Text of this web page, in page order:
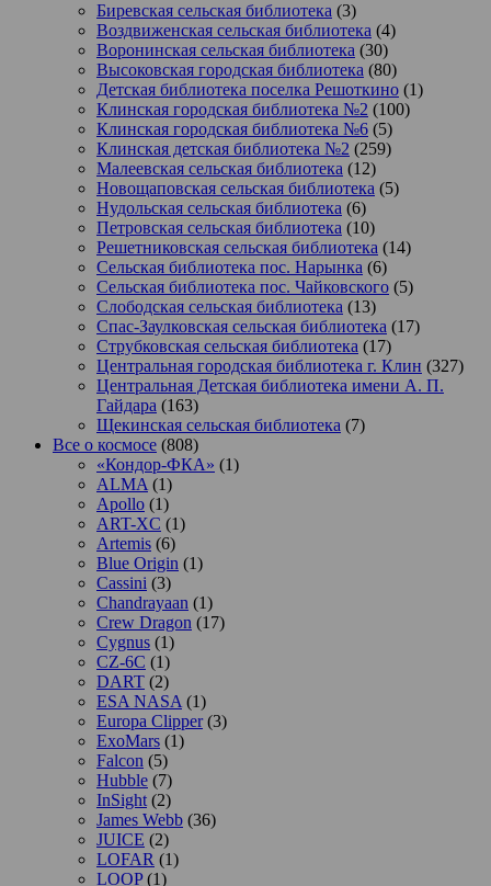
Биревская сельская библиотека (3)
Воздвиженская сельская библиотека (4)
Воронинская сельская библиотека (30)
Высоковская городская библиотека (80)
Детская библиотека поселка Решоткино (1)
Клинская городская библиотека №2 (100)
Клинская городская библиотека №6 (5)
Клинская детская библиотека №2 (259)
Малеевская сельская библиотека (12)
Новощаповская сельская библиотека (5)
Нудольская сельская библиотека (6)
Петровская сельская библиотека (10)
Решетниковская сельская библиотека (14)
Сельская библиотека пос. Нарынка (6)
Сельская библиотека пос. Чайковского (5)
Слободская сельская библиотека (13)
Спас-Заулковская сельская библиотека (17)
Струбковская сельская библиотека (17)
Центральная городская библиотека г. Клин (327)
Центральная Детская библиотека имени А. П.
Гайдара (163)
Щекинская сельская библиотека (7)
Все о космосе (808)
«Кондор-ФКА» (1)
ALMA (1)
Apollo (1)
ART-XC (1)
Artemis (6)
Blue Origin (1)
Cassini (3)
Chandrayaan (1)
Crew Dragon (17)
Cygnus (1)
CZ-6C (1)
DART (2)
ESA NASA (1)
Europa Clipper(3)
ExoMars (1)
Falcon (5)
Hubble (7)
InSight (2)
James Webb (36)
JUICE (2)
LOFAR (1)
LOOP(1)